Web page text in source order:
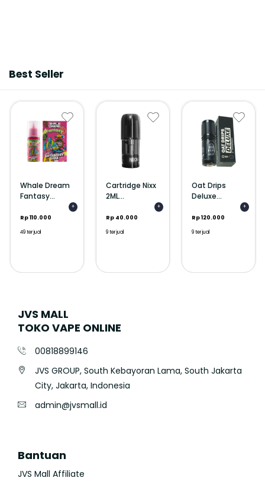
Best Seller
Whale Dream
Fantasy...
Rp 110.000
49 terjual
+
Cartridge Nixx
2ML...
Rp 40.000
9 terjual
+
Oat Drips
Deluxe...
Rp 120.000
9 terjual
+
JVS MALL
TOKO VAPE ONLINE
00818899146
JVS GROUP, South Kebayoran Lama, South Jakarta
City, Jakarta, Indonesia
admin@jvsmall.id
Bantuan
JVS Mall Affiliate